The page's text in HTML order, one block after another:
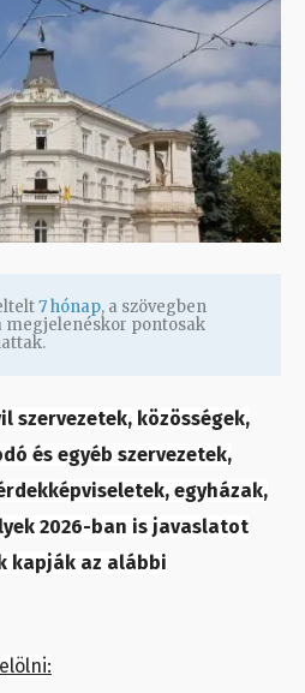
7 hónap, a szövegben
pontosak
szervezetek, közösségek,
és egyéb szervezetek,
egyházak,
2026-ban is javaslatot
kapják az alábbi